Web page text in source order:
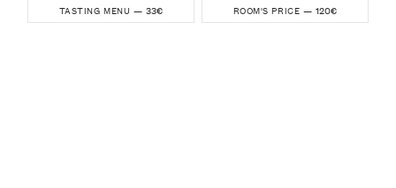
TASTING MENU — 33€ ROOM'S PRICE — 120€